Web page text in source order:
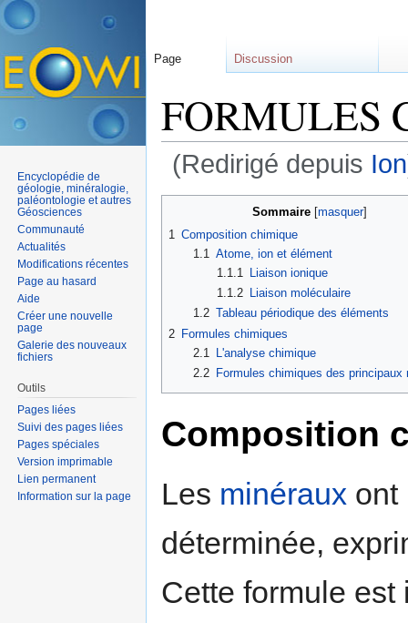
FORMULES
(Redirigé depuis Ion
Sommaire [masquer]
1 Composition chimique
1.1 Atome, ion et élément
1.1.1
Liaison ionique
1.1.2
Liaison moléculaire
1.2 Tableau périodique des éléments
2 Formules chimiques
2.1
L'analyse chimique
2.2
Formules chimiques des principaux
Composition
Les minéraux ont
déterminée,
Cette formule
Page Discussion
Encyclopédie de
géologie, minéralogie,
paléontologie et autres
Géosciences
Communauté
Actualités
Modifications récentes
Page au hasard
Aide
Créer une nouvelle
page
Galerie des nouveaux
fichiers
Outils
Pages liées
Suivi des pages liées
Pages spéciales
Version imprimable
Lien permanent
Information sur la page